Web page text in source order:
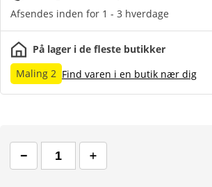
Afsendes inden for 1 - 3 hverdage
På lager i de fleste butikker
Maling 2 Find varen i en butik nær dig